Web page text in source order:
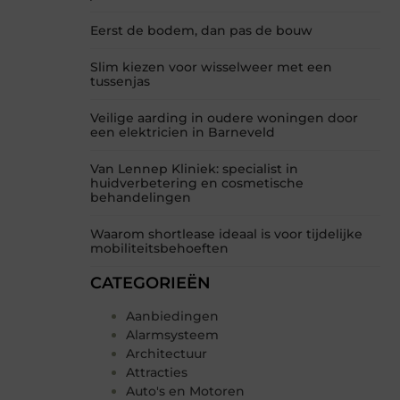
Eerst de bodem, dan pas de bouw
Slim kiezen voor wisselweer met een
tussenjas
Veilige aarding in oudere woningen door
een elektricien in Barneveld
Van Lennep Kliniek: specialist in
huidverbetering en cosmetische
behandelingen
Waarom shortlease ideaal is voor tijdelijke
mobiliteitsbehoeften
CATEGORIEËN
Aanbiedingen
Alarmsysteem
Architectuur
Attracties
Auto's en Motoren